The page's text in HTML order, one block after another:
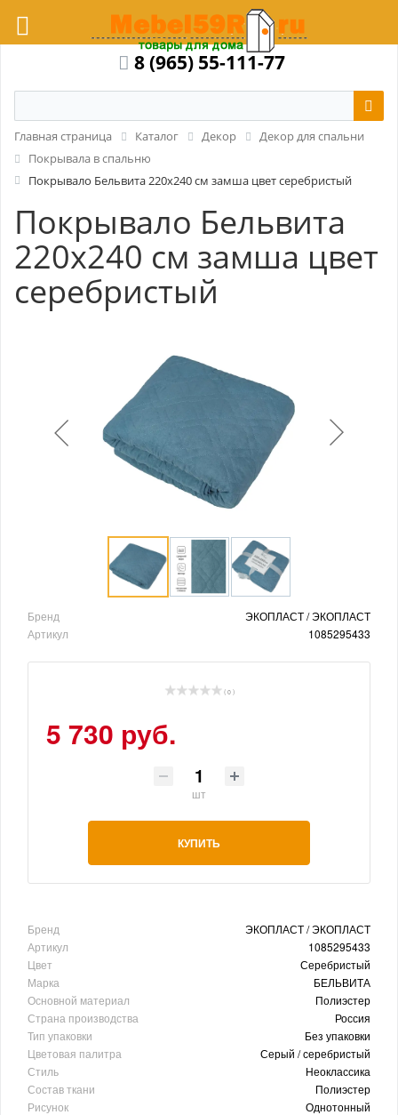
8 (965) 55-111-77
Главная страница Каталог Декор
Декор для спальни
Покрывала в спальню
Покрывало Бельвита 220x240 см замша цвет серебристый
Покрывало Бельвита
220x240 см замша цвет
серебристый
Бренд
ЭКОПЛАСТ / ЭКОПЛАСТ
Артикул
1085295433
( 0 )
5 730 руб.
шт
КУПИТЬ
Бренд
ЭКОПЛАСТ / ЭКОПЛАСТ
Артикул
1085295433
Цвет
Серебристый
Марка
БЕЛЬВИТА
Основной материал
Полиэстер
Страна производства
Россия
Тип упаковки
Без упаковки
Цветовая палитра
Серый / серебристый
Стиль
Неоклассика
Состав ткани
Полиэстер
Рисунок
Однотонный